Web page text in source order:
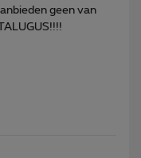
geen van